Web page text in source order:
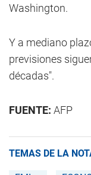
Washington.
Y a mediano
previsiones
décadas".
FUENTE: AFP
TEMAS DE LA